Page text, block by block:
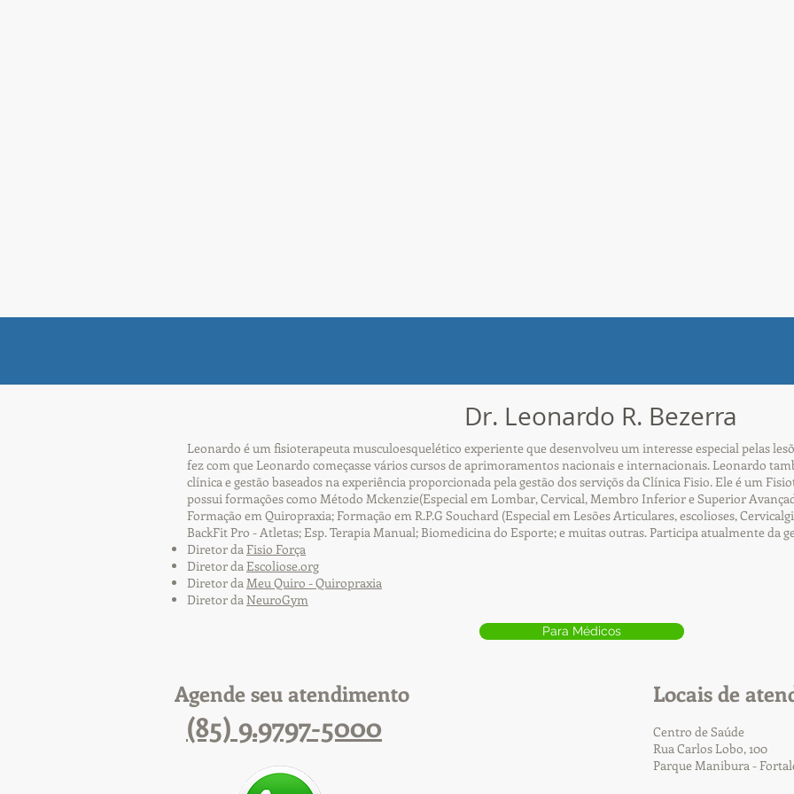
Dr. Leonardo R. Bezerra
Leonardo é um fisioterapeuta musculoesquelético experiente que desenvolveu um interesse especial pelas
fez com que Leonardo começasse vários cursos de aprimoramentos nacionais e internacionais. Leonardo
clínica e gestão baseados na experiência proporcionada pela gestão dos serviçõs da Clínica Fisio. Ele é um
possui formações como Método Mckenzie(Especial em Lombar, Cervical, Membro Inferior e Superior
Formação em Quiropraxia; Formação em R.P.G Souchard (Especial em Lesões Articulares, escolioses,
BackFit Pro - Atletas; Esp. Terapia Manual; Biomedicina do Esporte; e muitas outras. Participa atualmente da
Diretor daFisio Força
Diretor daEscoliose.org
Diretor daMeu Quiro - Quiropraxia
Diretor daNeuroGym
Para Médicos
Agende seu atendimento
(85) 9.9797-5000
Locais de
Centro de Saúde
Rua Carlos Lobo, 100
Parque Manibura -